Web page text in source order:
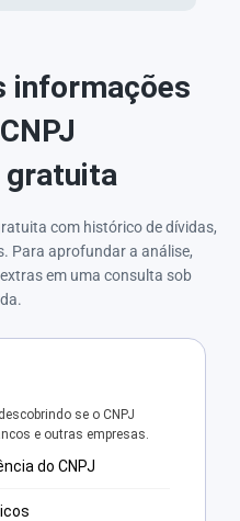
informações
gratuita
com histórico de dívidas,
Para aprofundar a análise,
em uma consulta sob
se o CNPJ
e outras empresas.
do CNPJ